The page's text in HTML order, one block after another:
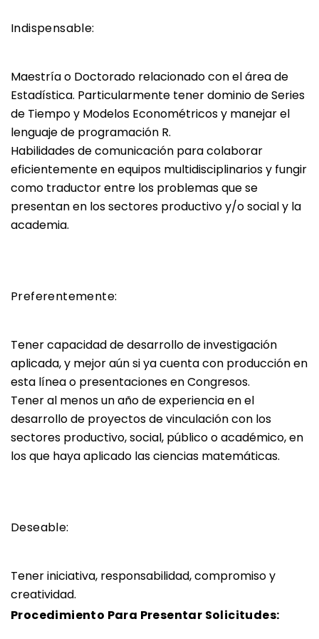
Indispensable:
Maestría o Doctorado relacionado con el área de
Estadística. Particularmente tener dominio de Series
de Tiempo y Modelos Econométricos y manejar el
lenguaje de programación R.
Habilidades de comunicación para colaborar
eficientemente en equipos multidisciplinarios y fungir
como traductor entre los problemas que se
presentan en los sectores productivo y/o social y la
academia.
Preferentemente:
Tener capacidad de desarrollo de investigación
aplicada, y mejor aún si ya cuenta con producción en
esta línea o presentaciones en Congresos.
Tener al menos un año de experiencia en el
desarrollo de proyectos de vinculación con los
sectores productivo, social, público o académico, en
los que haya aplicado las ciencias matemáticas.
Deseable:
Tener iniciativa, responsabilidad, compromiso y
creatividad.
Procedimiento Para Presentar Solicitudes: